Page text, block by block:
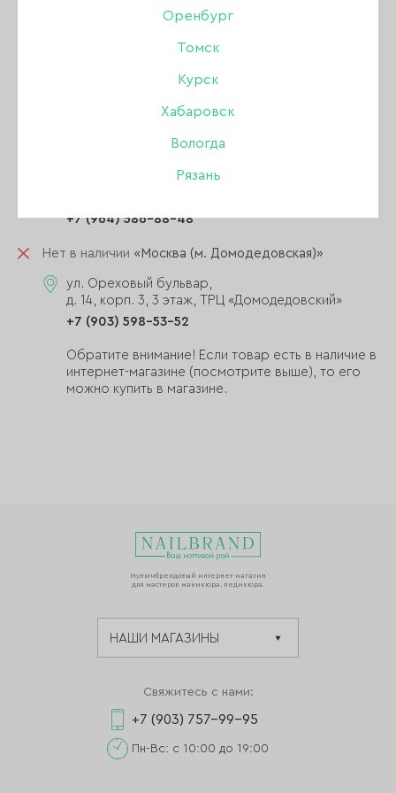
Оренбург
Томск
Курск
Хабаровск
Вологда
Рязань
+7 (903) 757-99-95
Обратите внимание! Если товар есть в магазине
либо указать наименование товара в
«Москва (м. Петровско-Разумовская)»
ул. Локомотивный проезд, д. 4,
+7 (964) 586-88-48
Нет в наличии «Москва (м. Домодедовская)»
ул. Ореховый бульвар,
д. 14, корп. 3, 3 этаж, ТРЦ «Домодедовский»
+7 (903) 598-53-52
Обратите внимание! Если товар есть в наличие в
интернет-магазине (посмотрите выше), то его
можно купить в магазине.
Мультибрендовый интернет-магазин
для мастеров маникюра, педикюра.
Свяжитесь с нами:
+7 (903) 757-99-95
Пн-Вс: с 10:00 до 19:00